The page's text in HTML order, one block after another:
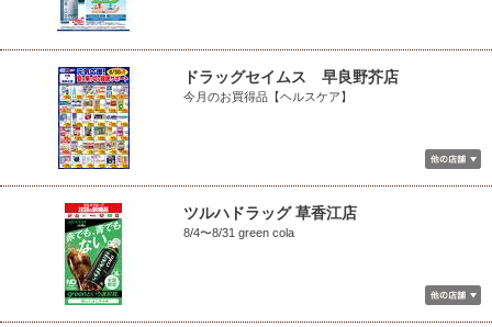
ドラッグセイムス 早良野芥店
今月のお買得品【ヘルスケア】
ツルハドラッグ 草香江店
8/4〜8/31 green cola